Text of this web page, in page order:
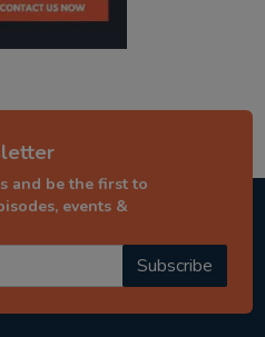
and be the first to
events &
Subscribe